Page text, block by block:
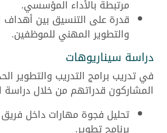
مرتبطة بالأداء المؤسسي.
قدرة على التنسيق بين
والتطوير المهني للموظفين.
دراسة سيناريوهات
في تدريب برامج التدريب والتطوير
المشاركون قدراتهم من خلال دراسة
تحليل فجوة مهارات داخل
برنامج تطوير.